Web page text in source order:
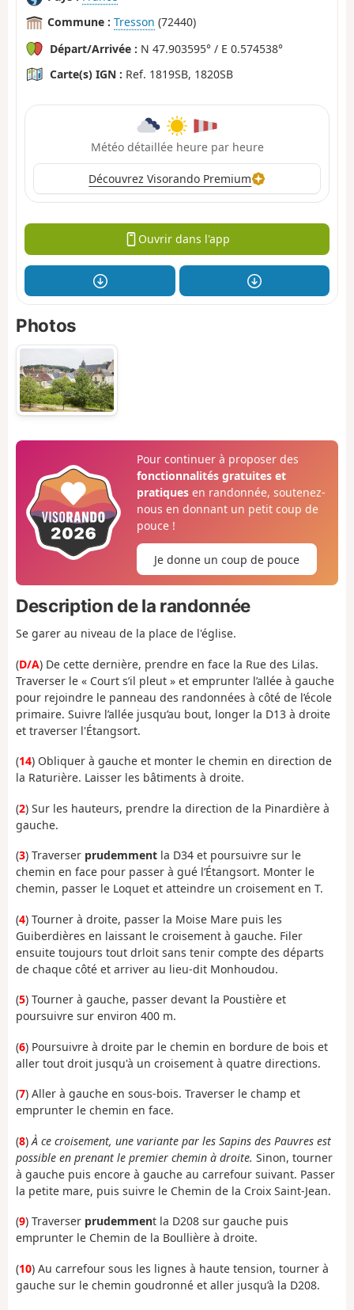
Commune : Tresson (72440)
Départ/Arrivée : N 47.903595° / E 0.574538°
Carte(s) IGN : Ref. 1819SB, 1820SB
Météo détaillée heure par heure
Découvrez Visorando Premium
Ouvrir dans l'app
Photos
Pour continuer à proposer des
fonctionnalités gratuites et
pratiquesen randonnée, soutenez-
nous en donnant un petit coup de
pouce !
Je donne un coup de pouce
Description de la randonnée
Se garer au niveau de la place de l'église.
(D/A) De cette dernière, prendre en face la Rue des Lilas.
Traverser le « Court s’il pleut » et emprunter l’allée à gauche
pour rejoindre le panneau des randonnées à côté de l’école
primaire. Suivre l’allée jusqu’au bout, longer la D13 à droite
et traverser l'Étangsort.
(14) Obliquer à gauche et monter le chemin en direction de
la Raturière. Laisser les bâtiments à droite.
(2) Sur les hauteurs, prendre la direction de la Pinardière à
gauche.
(3) Traverser prudemment la D34 et poursuivre sur le
chemin en face pour passer à gué l’Étangsort. Monter le
chemin, passer le Loquet et atteindre un croisement en T.
(4) Tourner à droite, passer la Moise Mare puis les
Guiberdières en laissant le croisement à gauche. Filer
ensuite toujours tout drloit sans tenir compte des départs
de chaque côté et arriver au lieu-dit Monhoudou.
(5) Tourner à gauche, passer devant la Poustière et
poursuivre sur environ 400 m.
(6) Poursuivre à droite par le chemin en bordure de bois et
aller tout droit jusqu'à un croisement à quatre directions.
(7) Aller à gauche en sous-bois. Traverser le champ et
emprunter le chemin en face.
(8) À ce croisement, une variante par les Sapins des Pauvres est
possible en prenant le premier chemin à droite. Sinon, tourner
à gauche puis encore à gauche au carrefour suivant. Passer
la petite mare, puis suivre le Chemin de la Croix Saint-Jean.
(9) Traverser prudemment la D208 sur gauche puis
emprunter le Chemin de la Boullière à droite.
(10) Au carrefour sous les lignes à haute tension, tourner à
gauche sur le chemin goudronné et aller jusqu’à la D208.